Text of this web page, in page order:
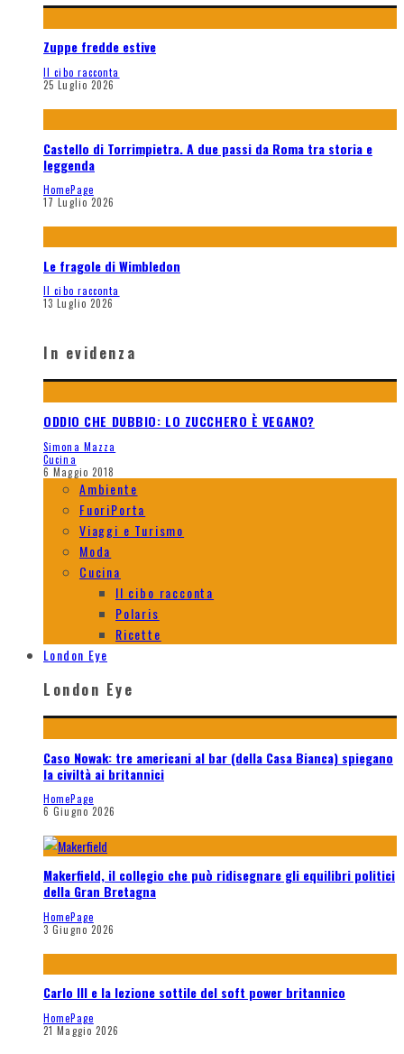
Zuppe fredde estive
Il cibo racconta
25 Luglio 2026
Castello di Torrimpietra. A due passi da Roma tra storia e
leggenda
HomePage
17 Luglio 2026
Le fragole di Wimbledon
Il cibo racconta
13 Luglio 2026
In evidenza
ODDIO CHE DUBBIO: LO ZUCCHERO È VEGANO?
Simona Mazza
Cucina
6 Maggio 2018
Ambiente
FuoriPorta
Viaggi e Turismo
Moda
Cucina
Il cibo racconta
Polaris
Ricette
London Eye
London Eye
Caso Nowak: tre americani al bar (della Casa Bianca) spiegano
la civiltà ai britannici
HomePage
6 Giugno 2026
Makerfield, il collegio che può ridisegnare gli equilibri politici
della Gran Bretagna
HomePage
3 Giugno 2026
Carlo III e la lezione sottile del soft power britannico
HomePage
21 Maggio 2026